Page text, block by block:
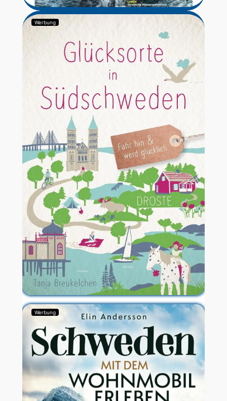
Werbung
Werbung